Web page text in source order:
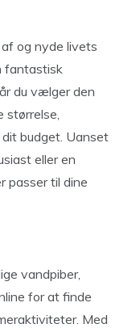
og nyde livets
fantastisk
du vælger den
størrelse,
budget. Uanset
eller en
passer til dine
vandpiber,
for at finde
Med